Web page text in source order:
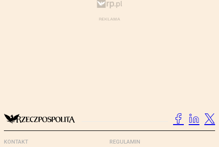
KONTAKT REGULAMIN